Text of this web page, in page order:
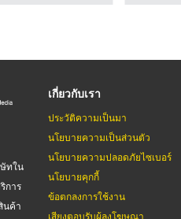
ทใน
การ
นค้า
เกี่ยวกับเรา
ประวัติความเป็นมา
นโยบายความเป็นส่วนตัว
นโยบายความปลอดภัยไซเบอร์
นโยบายคุกกี้
ข้อตกลงการใช้งาน
เสียงตอบรับผู้ลงโฆษณา